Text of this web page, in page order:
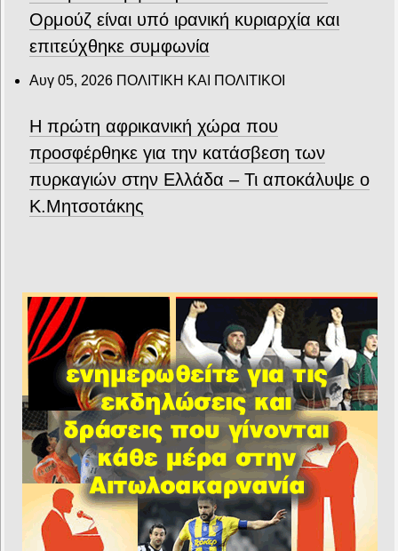
Ορμούζ είναι υπό ιρανική κυριαρχία και
επιτεύχθηκε συμφωνία
Αυγ 05, 2026 ΠΟΛΙΤΙΚΗ ΚΑΙ ΠΟΛΙΤΙΚΟΙ
Η πρώτη αφρικανική χώρα που
προσφέρθηκε για την κατάσβεση των
πυρκαγιών στην Ελλάδα – Τι αποκάλυψε ο
Κ.Μητσοτάκης